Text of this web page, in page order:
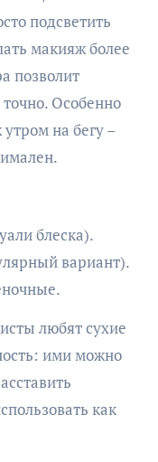
подсветить
макияж более
позволит
Особенно
на бегу –
блеска).
вариант).
любят сухие
ими можно
как